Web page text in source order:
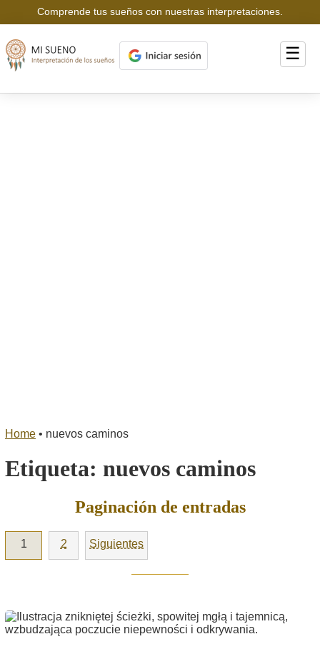
Comprende tus sueños con nuestras interpretaciones.
☰
Home • nuevos caminos
Etiqueta: nuevos caminos
Paginación de entradas
1 2 Siguientes